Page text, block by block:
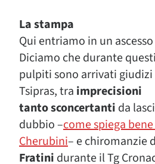
La stampa
Qui entriamo in un
Diciamo che durante
pulpiti sono arrivati
Tsipras, tra imprecisioni
tanto sconcertanti da
dubbio –come spiega
Cherubini– e chiromanzie
Fratini durante il Tg